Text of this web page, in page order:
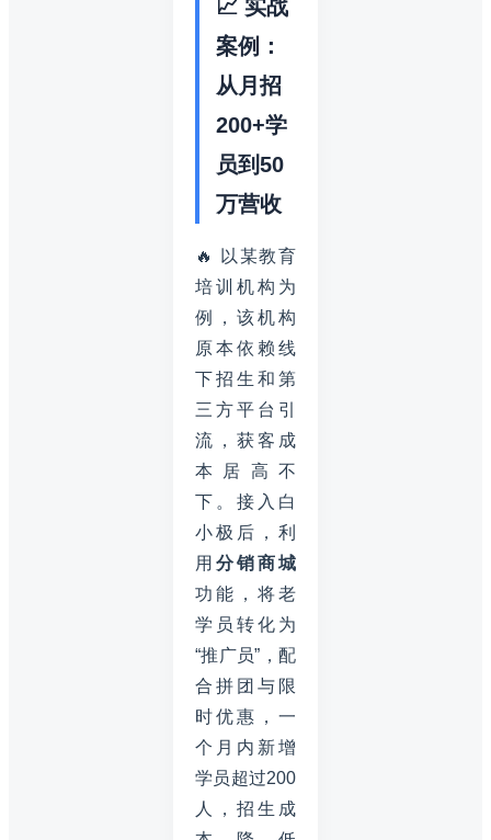
📈 实战
案例：
从月招
200+学
员到50
万营收
🔥 以某教育
培训机构为
例，该机构
原本依赖线
下招生和第
三方平台引
流，获客成
本居高不
下。接入白
小极后，利
用 分销商城
功能，将老
学员转化为
“推广员”，配
合拼团与限
时优惠，一
个月内新增
学员超过200
人，招生成